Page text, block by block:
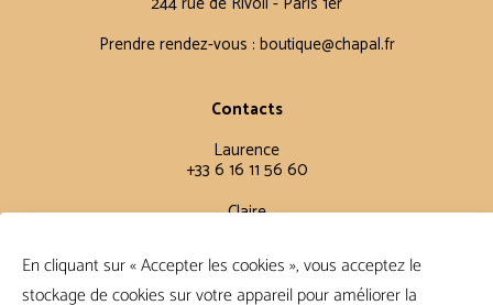
En cliquant sur « Accepter les cookies », vous acceptez le
stockage de cookies sur votre appareil pour améliorer la
Prendre rendez-vous : boutique@chapal.fr
Contacts
Laurence
+33 6 16 11 56 60
Claire
Conditions Générales